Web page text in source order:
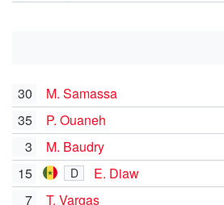
30
M. Samassa
35
P. Ouaneh
3
M. Baudry
15
D E. Diaw
7
T. Vargas